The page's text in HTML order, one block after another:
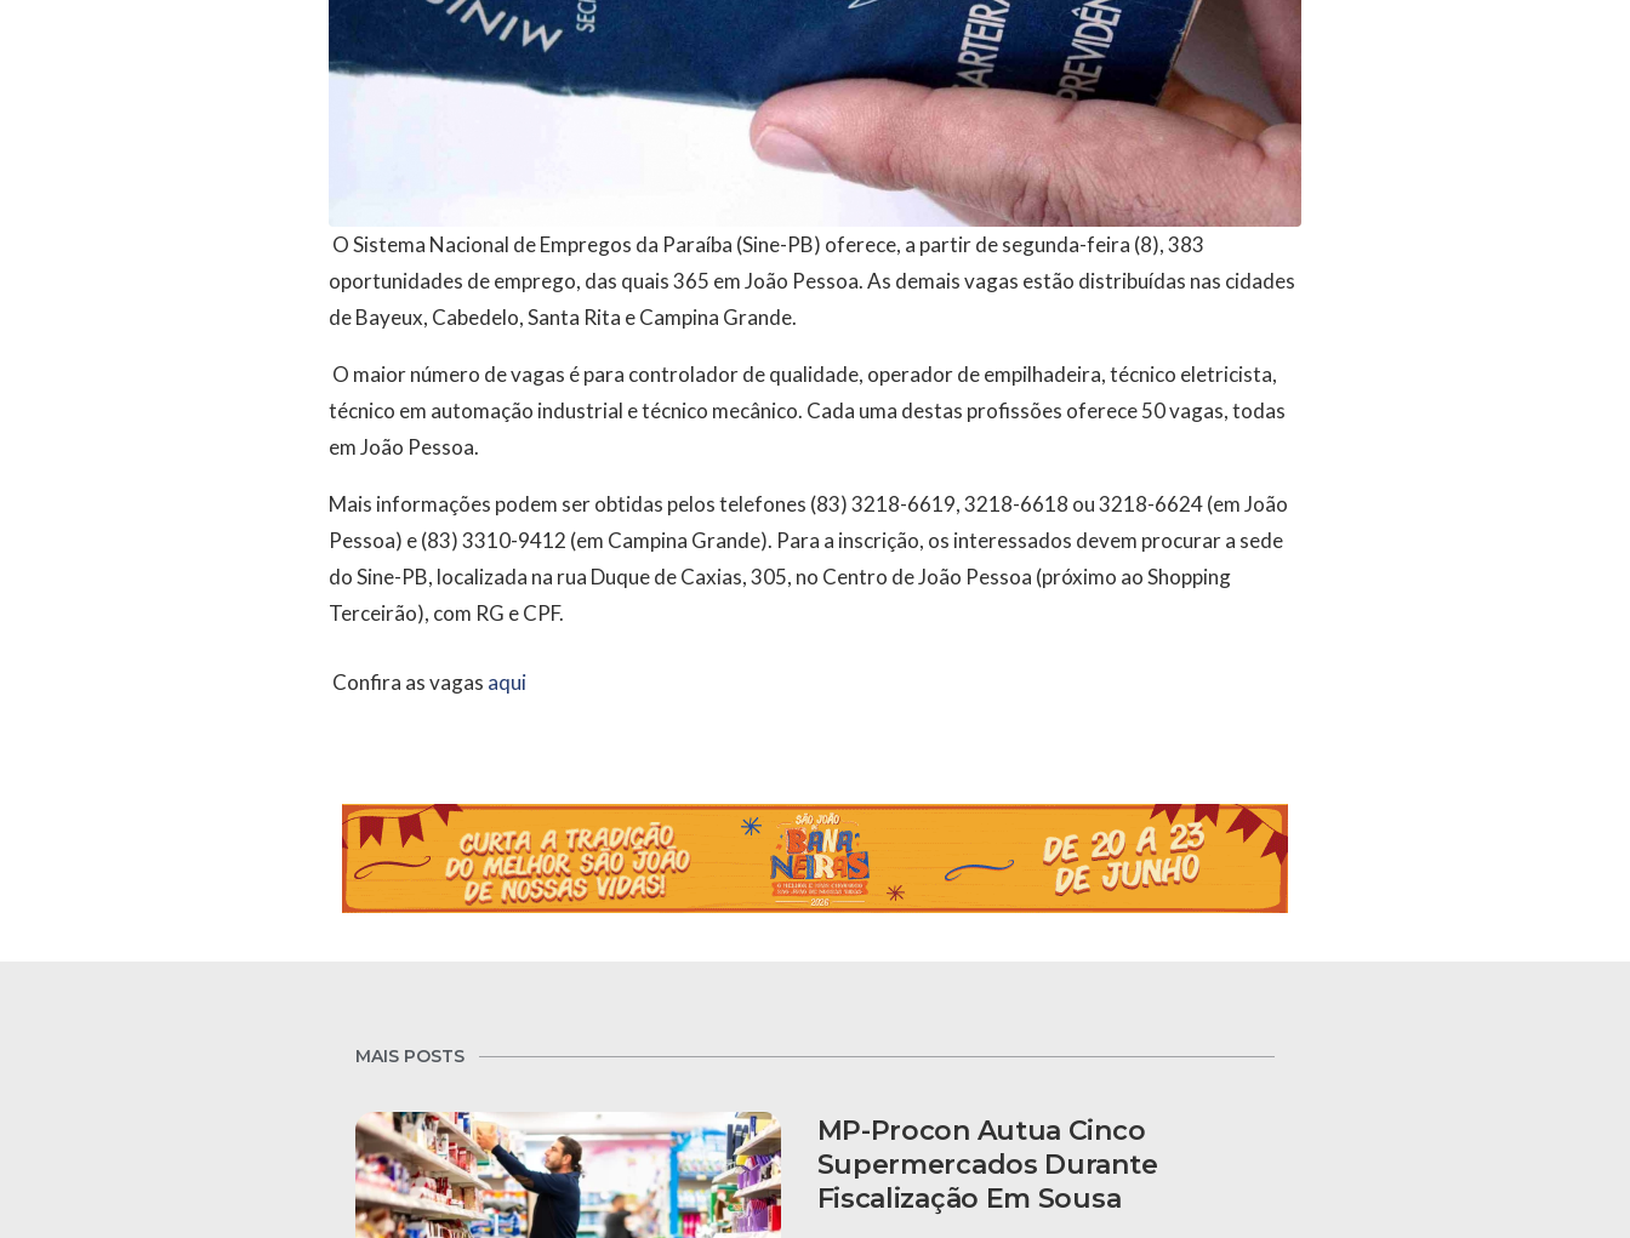
O Sistema Nacional de Empregos da Paraíba (Sine-PB) oferece, a partir de segunda-feira (8), 383
oportunidades de emprego, das quais 365 em João Pessoa. As demais vagas estão distribuídas nas cidades
de Bayeux, Cabedelo, Santa Rita e Campina Grande.
O maior número de vagas é para controlador de qualidade, operador de empilhadeira, técnico eletricista,
técnico em automação industrial e técnico mecânico. Cada uma destas profissões oferece 50 vagas, todas
em João Pessoa.
Mais informações podem ser obtidas pelos telefones (83) 3218-6619, 3218-6618 ou 3218-6624 (em João
Pessoa) e (83) 3310-9412 (em Campina Grande). Para a inscrição, os interessados devem procurar a sede
do Sine-PB, localizada na rua Duque de Caxias, 305, no Centro de João Pessoa (próximo ao Shopping
Terceirão), com RG e CPF.
Confira as vagas aqui
MAIS POSTS
MP-Procon Autua Cinco
Supermercados Durante
Fiscalização Em Sousa